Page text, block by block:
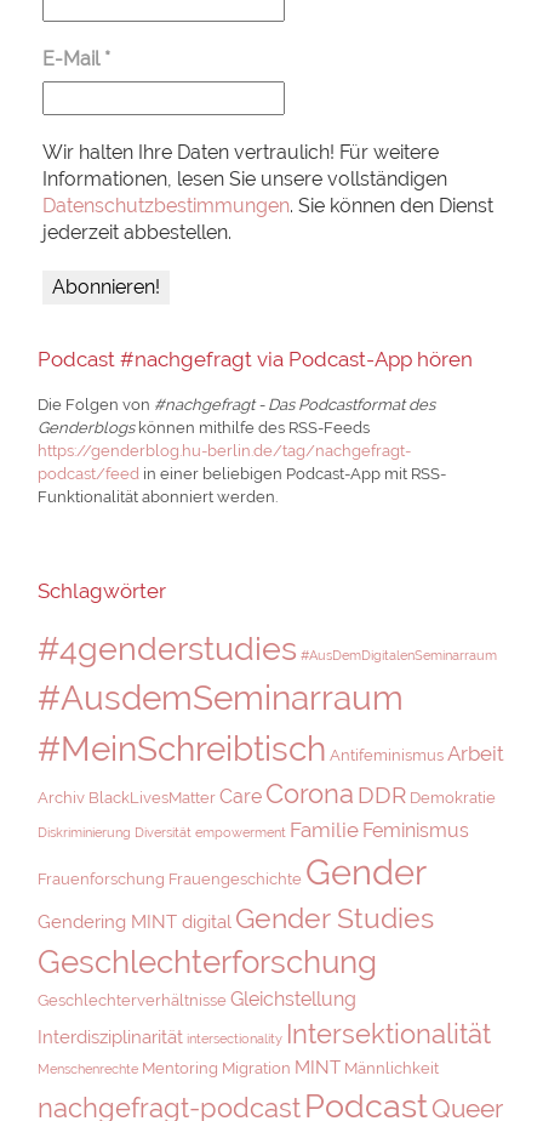
E-Mail *
Wir halten Ihre Daten vertraulich! Für weitere
Informationen, lesen Sie unsere vollständigen
Datenschutzbestimmungen. Sie können den Dienst
jederzeit abbestellen.
Podcast #nachgefragt via Podcast-App hören
Die Folgen von #nachgefragt - Das Podcastformat des
Genderblogskönnen mithilfe des RSS-Feeds
https://genderblog.hu-berlin.de/tag/nachgefragt-
podcast/feed in einer beliebigen Podcast-App mit RSS-
Funktionalität abonniert werden.
Schlagwörter
#4genderstudies #AusDemDigitalenSeminarraum
#AusdemSeminarraum
#MeinSchreibtisch Antifeminismus Arbeit
Archiv BlackLivesMatter Care Corona DDR Demokratie
Diskriminierung Diversität empowerment Familie Feminismus
Frauenforschung Frauengeschichte Gender
Gendering MINT digital Gender Studies
Geschlechterforschung
Geschlechterverhältnisse Gleichstellung
Interdisziplinarität intersectionality Intersektionalität
Menschenrechte Mentoring Migration MINT Männlichkeit
nachgefragt-podcastPodcastQueer